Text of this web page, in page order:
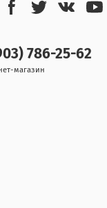
786-25-62
магазин